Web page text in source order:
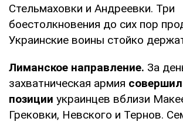
Стельмаховки и Андреевки. Три
боестолкновения до сих пор
Украинские воины стойко
Лиманское направление. За
захватническая армия
позиции украинцев вблизи
Грековки, Невского и Тернов.